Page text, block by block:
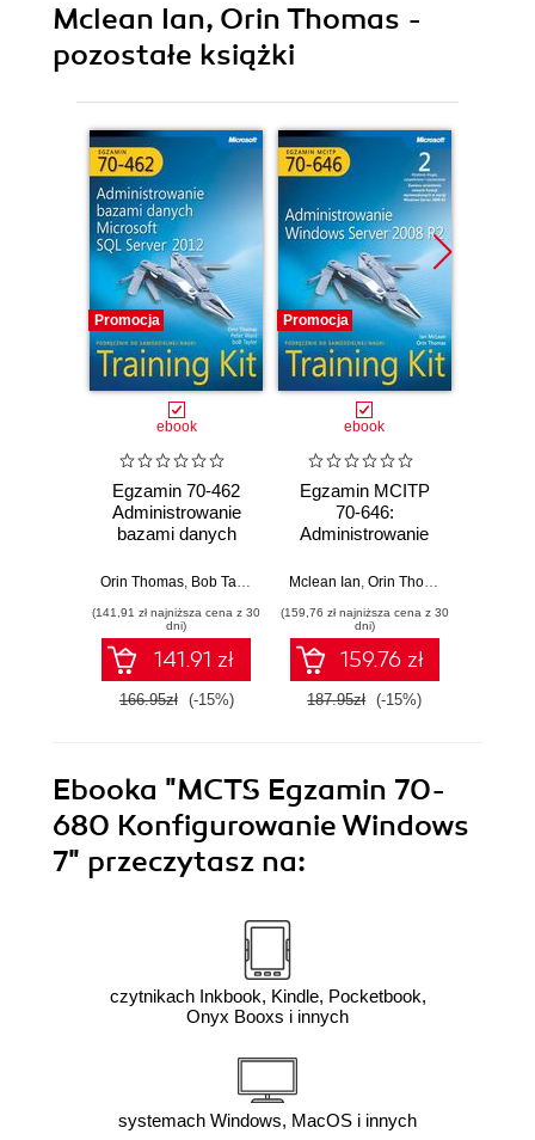
Mclean Ian, Orin Thomas -
pozostałe książki
Promocja
ebook
Egzamin 70-462
Administrowanie
bazami danych
Server 2012
Orin Thomas Bob Taylor Peter Ward
(141,91 zł najniższa cena z 30
dni)
141.91 zł
166.95zł (-15%)
Promocja
ebook
Egzamin MCITP
70-646:
Administrowanie
2008 R2 Training
Mclean Ian Orin Thomas
(159,76 zł najniższa cena z 30
dni)
159.76 zł
187.95zł (-15%)
Ebooka "MCTS Egzamin 70-
680 Konfigurowanie Windows
7" przeczytasz na:
czytnikach Inkbook, Kindle, Pocketbook,
Onyx Booxs i innych
systemach Windows, MacOS i innych